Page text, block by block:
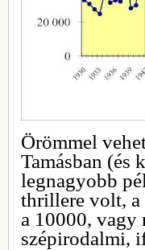
Örömmel
Tamásban (és
legnagyobb
thrillere volt,
a 10000, vagy
szépirodalmi,